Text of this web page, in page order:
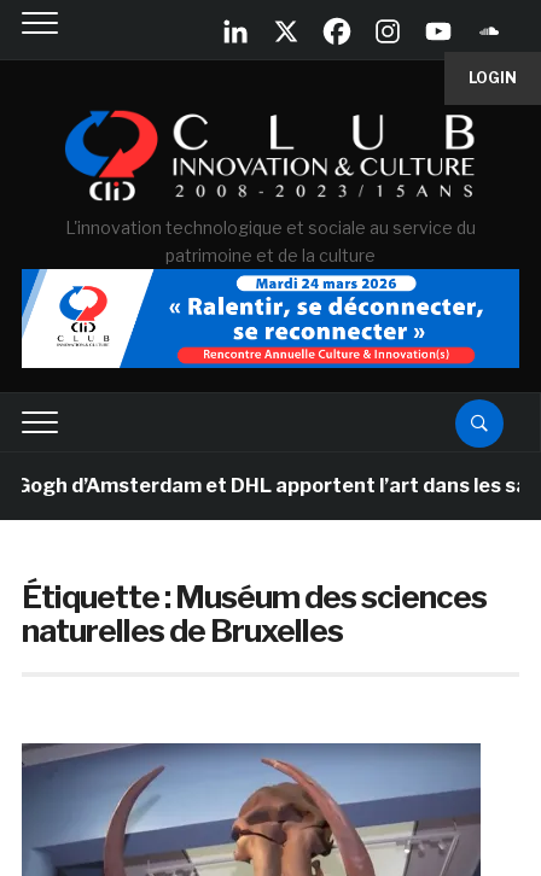
LOGIN
L'innovation technologique et sociale au service du
patrimoine et de la culture
d’Amsterdam et DHL apportent l’art dans les salles
Étiquette :Muséum des sciences
naturelles de Bruxelles